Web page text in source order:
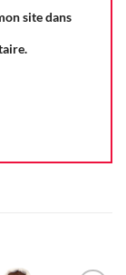
site dans